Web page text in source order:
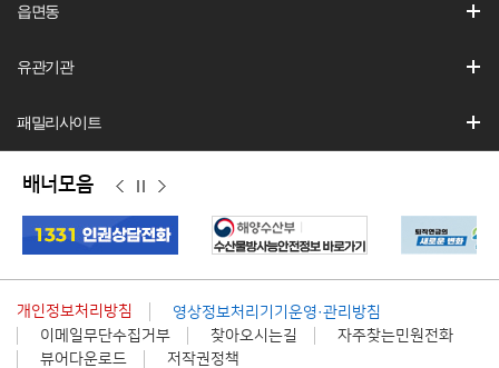
읍면동
유관기관
패밀리사이트
배너모음
이
전
정
지
다
음
개인정보처리방침
영상정보처리기기운영·관리방침
이메일무단수집거부
찾아오시는길
자주찾는민원전화
뷰어다운로드
저작권정책